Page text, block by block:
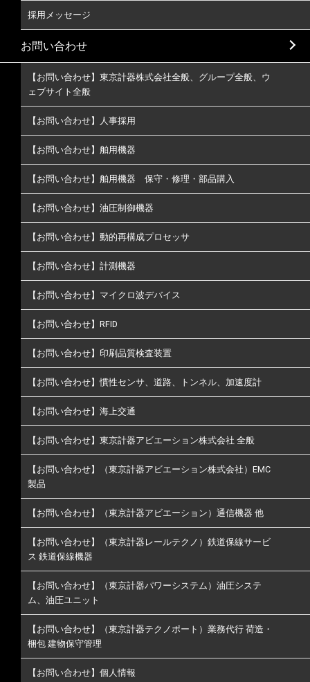
採用メッセージ
お問い合わせ
【お問い合わせ】東京計器株式会社全般、グループ全般、ウ
ェブサイト全般
【お問い合わせ】人事採用
【お問い合わせ】舶用機器
【お問い合わせ】舶用機器 保守・修理・部品購入
【お問い合わせ】油圧制御機器
【お問い合わせ】動的再構成プロセッサ
【お問い合わせ】計測機器
【お問い合わせ】マイクロ波デバイス
【お問い合わせ】RFID
【お問い合わせ】印刷品質検査装置
【お問い合わせ】慣性センサ、道路、トンネル、加速度計
【お問い合わせ】海上交通
【お問い合わせ】東京計器アビエーション株式会社 全般
【お問い合わせ】（東京計器アビエーション株式会社）EMC
製品
【お問い合わせ】（東京計器アビエーション）通信機器 他
【お問い合わせ】（東京計器レールテクノ）鉄道保線サービ
ス 鉄道保線機器
【お問い合わせ】（東京計器パワーシステム）油圧システ
ム、油圧ユニット
【お問い合わせ】（東京計器テクノポート）業務代行 荷造・
梱包 建物保守管理
【お問い合わせ】個人情報